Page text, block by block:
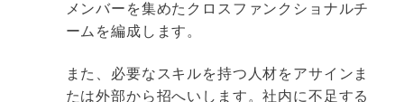
メンバーを集めたクロスファンクショナルチ
ームを編成します。
また、必要なスキルを持つ人材をアサインま
たは外部から招へいします。社内に不足する